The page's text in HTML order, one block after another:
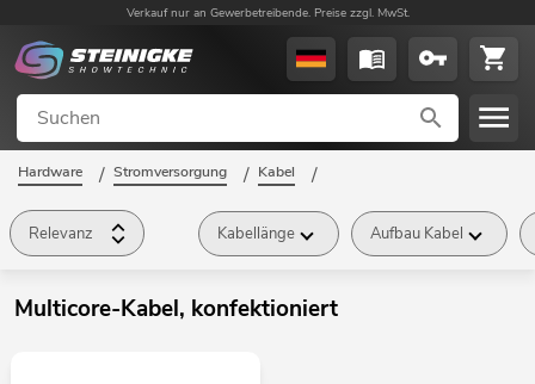
Verkauf nur an Gewerbetreibende. Preise zzgl. MwSt.
Hardware / Stromversorgung / Kabel /
Relevanz Kabellänge Aufbau Kabel
Multicore-Kabel, konfektioniert